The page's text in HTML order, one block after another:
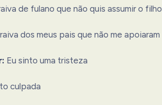
de fulano que não quis assumir o filho
dos meus pais que não me apoiaram
Eu sinto uma tristeza
culpada